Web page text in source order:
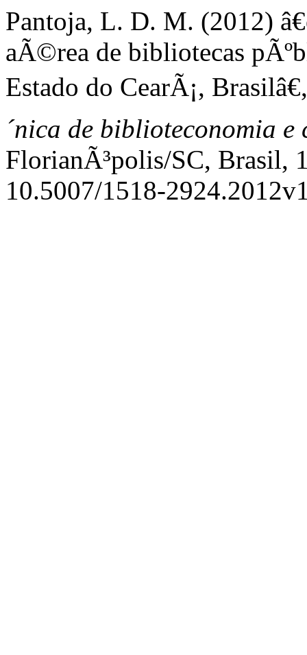
Pantoja, L. D. M. (2012)
aÃ©rea de bibliotecas
Estado do CearÃ¡,
´nica de biblioteconomia
FlorianÃ³polis/SC, Brasil,
10.5007/1518-